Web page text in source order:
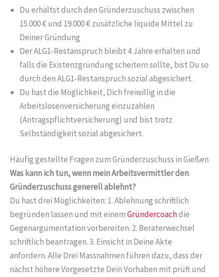
Du erhältst durch den Gründerzuschuss zwischen
15.000 € und 19.000 € zusätzliche liquide Mittel zu
Deiner Gründung
Der ALG1-Restanspruch bleibt 4 Jahre erhalten und
falls die Existenzgründung scheitern sollte, bist Du so
durch den ALG1-Restanspruch sozial abgesichert.
Du hast die Möglichkeit, Dich freiwillig in die
Arbeitslosenversicherung einzuzahlen
(Antragspflichtversicherung) und bist trotz
Selbständigkeit sozial abgesichert.
Häufig gestellte Fragen zum Gründerzuschuss in Gießen
Was kann ich tun, wenn mein Arbeitsvermittler den
Gründerzuschuss generell ablehnt?
Du hast drei Möglichkeiten: 1. Ablehnung schriftlich
begründen lassen und mit einemGründercoachdie
Gegenargumentation vorbereiten. 2. Beraterwechsel
schriftlich beantragen. 3. Einsicht in Deine Akte
anfordern. Alle Drei Massnahmen führen dazu, dass der
nächst höhere Vorgesetzte Dein Vorhaben mit prüft und